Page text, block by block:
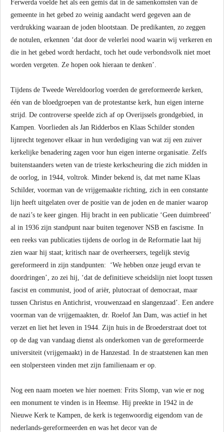
Ferwerda voelde het als een gemis dat in de samenkomsten van de
gemeente in het gebed zo weinig aandacht werd gegeven aan de
verdrukking waaraan de joden blootstaan. De predikanten, zo zeggen
de notulen, erkennen ‘dat door de velerlei nood waarin wij verkeren en
die in het gebed wordt herdacht, toch het oude verbondsvolk niet moet
worden vergeten. Ze hopen ook hieraan te denken’.
Tijdens de Tweede Wereldoorlog voerden de gereformeerde kerken,
één van de bloedgroepen van de protestantse kerk, hun eigen interne
strijd. De controverse speelde zich af op Overijssels grondgebied, in
Kampen. Voorlieden als Jan Ridderbos en Klaas Schilder stonden
lijnrecht tegenover elkaar in hun verdediging van wat zij een zuiver
kerkelijke benadering zagen voor hun eigen interne organisatie. Zelfs
buitenstaanders weten van de trieste kerkscheuring die zich midden in
de oorlog, in 1944, voltrok. Minder bekend is, dat met name Klaas
Schilder, voorman van de vrijgemaakte richting, zich in een constante
lijn heeft uitgelaten over de positie van de joden en de manier waarop
de nazi’s te keer gingen. Hij bracht in een publicatie ‘Geen duimbreed’
al in 1936 zijn standpunt naar buiten tegenover NSB en fascisme. In
een reeks van publicaties tijdens de oorlog in de Reformatie laat hij
zien waar hij staat; kritisch naar de overheersers, tegelijk stevig
gereformeerd in zijn standpunten: ‘We hebben onze jeugd ervan te
doordringen’, zo zei hij, ‘dat de definitieve scheidslijn niet loopt tussen
fascist en communist, jood of ariër, plutocraat of democraat, maar
tussen Christus en Antichrist, vrouwenzaad en slangenzaad’. Een andere
voorman van de vrijgemaakten, dr. Roelof Jan Dam, was actief in het
verzet en liet het leven in 1944. Zijn huis in de Broederstraat doet tot
op de dag van vandaag dienst als onderkomen van de gereformeerde
universiteit (vrijgemaakt) in de Hanzestad. In de straatstenen kan men
een stolpersteen vinden met zijn familienaam er op.
Nog een naam moeten we hier noemen: Frits Slomp, van wie er nog
een monument te vinden is in Heemse. Hij preekte in 1942 in de
Nieuwe Kerk te Kampen, de kerk is tegenwoordig eigendom van de
nederlands-gereformeerden en was het decor van de